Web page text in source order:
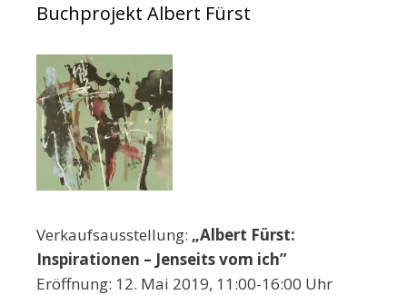
Buchprojekt Albert Fürst
Verkaufsausstellung: „Albert Fürst:
Inspirationen – Jenseits vom ich”
Eröffnung: 12. Mai 2019, 11:00-16:00 Uhr